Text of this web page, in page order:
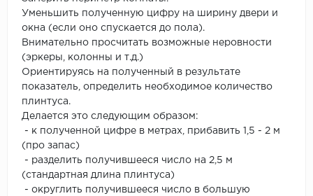
Уменьшить полученную цифру на ширину двери и
окна (если оно спускается до пола).
Внимательно просчитать возможные неровности
(эркеры, колонны и т.д.)
Ориентируясь на полученный в результате
показатель, определить необходимое количество
плинтуса.
Делается это следующим образом:
- к полученной цифре в метрах, прибавить 1,5 - 2 м
(про запас)
- разделить получившееся число на 2,5 м
(стандартная длина плинтуса)
- округлить получившееся число в большую